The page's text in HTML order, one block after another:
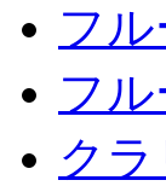
フ
フ
ク